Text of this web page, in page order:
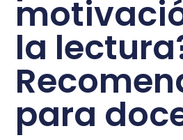
la
para